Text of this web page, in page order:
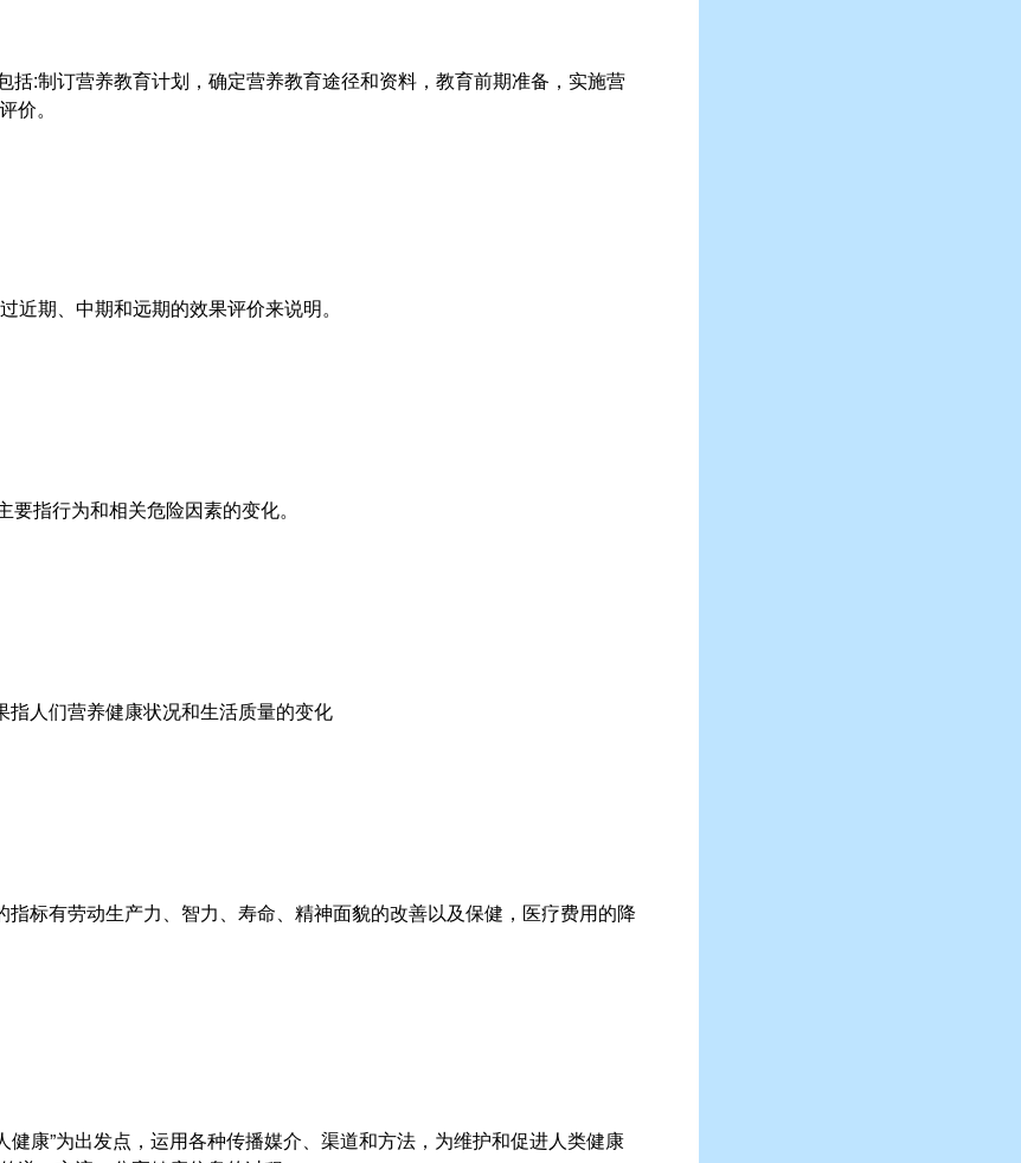
括:制订营养教育计划，确定营养教育途径和资料，教育前期准备，实施营
价。
近期、中期和远期的效果评价来说明。
指行为和相关危险因素的变化。
指人们营养健康状况和生活质量的变化
指标有劳动生产力、智力、寿命、精神面貌的改善以及保健，医疗费用的降
健康”为出发点，运用各种传播媒介、渠道和方法，为维护和促进人类健康